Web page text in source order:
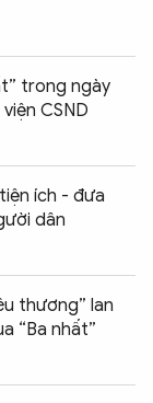
trong ngày
CSND
ích - đưa
dân
thương” lan
“Ba nhất”